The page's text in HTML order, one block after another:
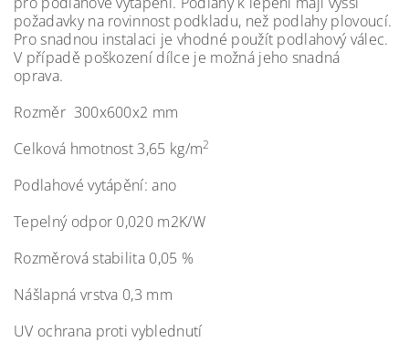
požadavky na rovinnost podkladu, než podlahy plovoucí.
Pro snadnou instalaci je vhodné použít podlahový válec.
V případě poškození dílce je možná jeho snadná
oprava.
Rozměr 300x600x2 mm
Celková hmotnost 3,65 kg/m2
Podlahové vytápění: ano
Tepelný odpor 0,020 m2K/W
Rozměrová stabilita 0,05 %
Nášlapná vrstva 0,3 mm
UV ochrana proti vyblednutí